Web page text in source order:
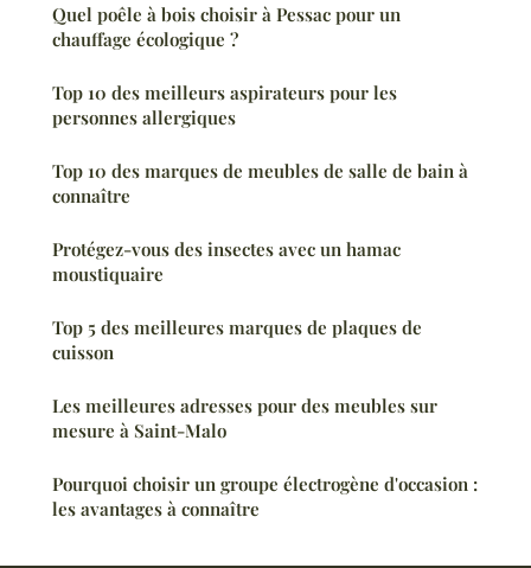
Quel poêle à bois choisir à Pessac pour un
chauffage écologique ?
Top 10 des meilleurs aspirateurs pour les
personnes allergiques
Top 10 des marques de meubles de salle de bain à
connaître
Protégez-vous des insectes avec un hamac
moustiquaire
Top 5 des meilleures marques de plaques de
cuisson
Les meilleures adresses pour des meubles sur
mesure à Saint-Malo
Pourquoi choisir un groupe électrogène d'occasion :
les avantages à connaître